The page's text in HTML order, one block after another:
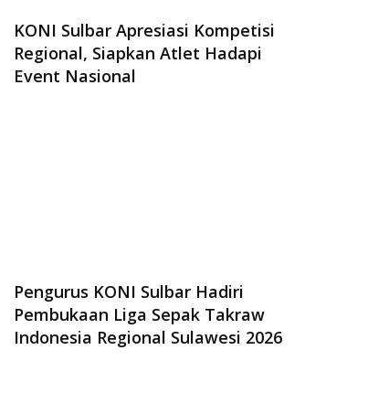
KONI Sulbar Apresiasi Kompetisi
Regional, Siapkan Atlet Hadapi
Event Nasional
Pengurus KONI Sulbar Hadiri
Pembukaan Liga Sepak Takraw
Indonesia Regional Sulawesi 2026